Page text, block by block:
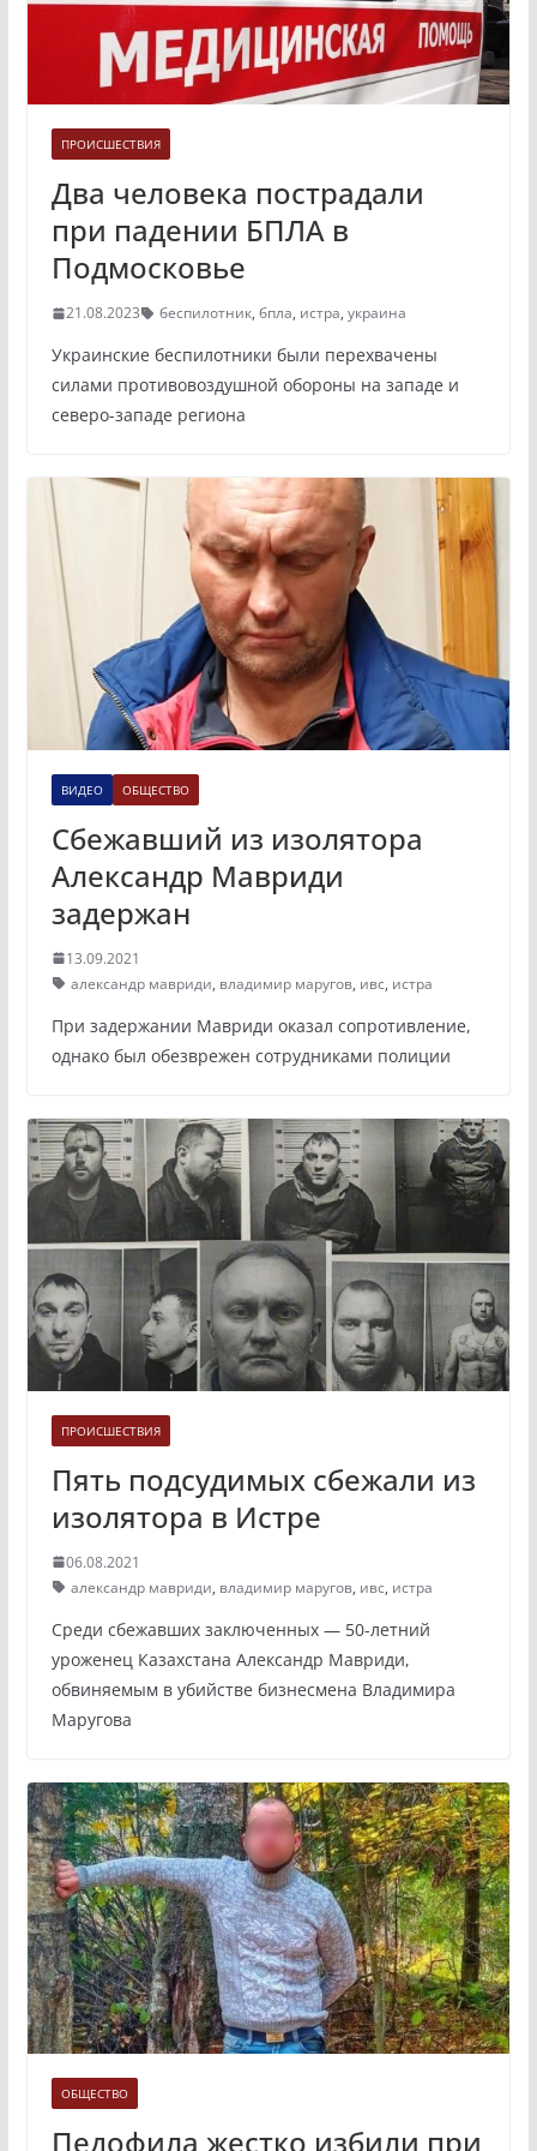
ПРОИСШЕСТВИЯ
Два человека пострадали
при падении БПЛА в
Подмосковье
21.08.2023 беспилотник, бпла, истра, украина
Украинские беспилотники были перехвачены
силами противовоздушной обороны на западе и
северо-западе региона
ВИДЕО ОБЩЕСТВО
Сбежавший из изолятора
Александр Мавриди
задержан
13.09.2021
александр мавриди, владимир маругов, ивс, истра
При задержании Мавриди оказал сопротивление,
однако был обезврежен сотрудниками полиции
ПРОИСШЕСТВИЯ
Пять подсудимых сбежали из
изолятора в Истре
06.08.2021
александр мавриди, владимир маругов, ивс, истра
Среди сбежавших заключенных — 50-летний
уроженец Казахстана Александр Мавриди,
обвиняемым в убийстве бизнесмена Владимира
Маругова
ОБЩЕСТВО
Педофила жестко избили при